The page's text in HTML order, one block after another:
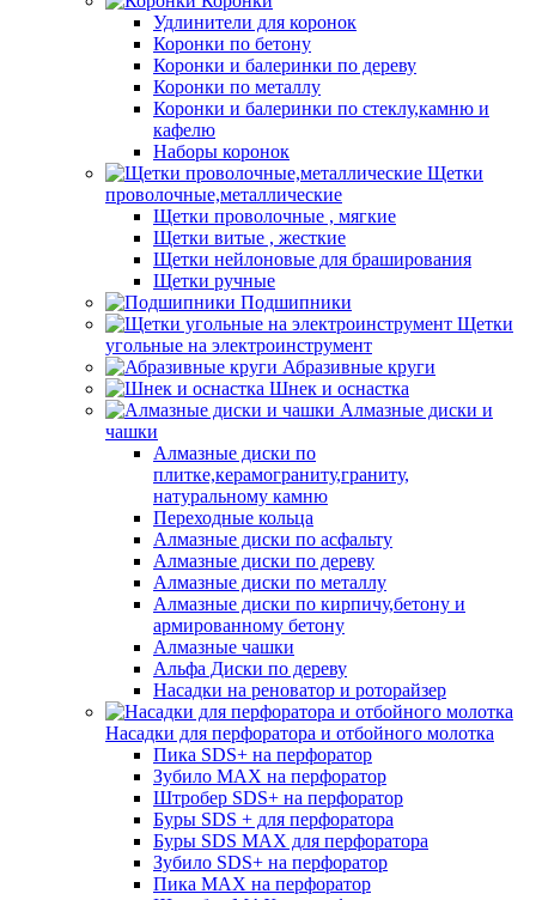
Удлинители для коронок
Коронки по бетону
Коронки и балеринки по дереву
Коронки по металлу
Коронки и балеринки по стеклу,камню и
кафелю
Наборы коронок
Щетки
проволочные,металлические
Щетки проволочные , мягкие
Щетки витые , жесткие
Щетки нейлоновые для браширования
Щетки ручные
Подшипники
Щетки
угольные на электроинструмент
Абразивные круги
Шнек и оснастка
Алмазные диски и
чашки
Алмазные диски по
плитке,керамограниту,граниту,
натуральному камню
Переходные кольца
Алмазные диски по асфальту
Алмазные диски по дереву
Алмазные диски по металлу
Алмазные диски по кирпичу,бетону и
армированному бетону
Алмазные чашки
Альфа Диски по дереву
Насадки на реноватор и роторайзер
Насадки для перфоратора и отбойного молотка
Пика SDS+ на перфоратор
Зубило MAX на перфоратор
Штробер SDS+ на перфоратор
Буры SDS + для перфоратора
Буры SDS MAX для перфоратора
Зубило SDS+ на перфоратор
Пика MAX на перфоратор